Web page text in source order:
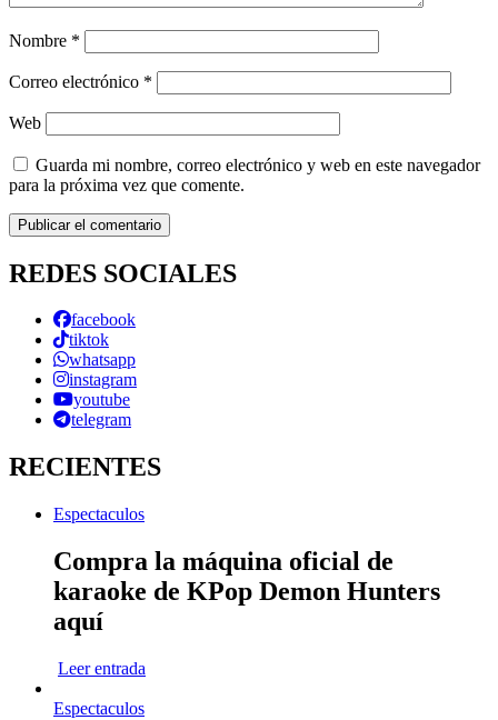
Nombre *
Correo electrónico *
Web
Guarda mi nombre, correo electrónico y web en este navegador
para la próxima vez que comente.
REDES SOCIALES
facebook
tiktok
whatsapp
instagram
youtube
telegram
RECIENTES
Espectaculos
Compra la máquina oficial de
karaoke de KPop Demon Hunters
aquí
Leer entrada
Espectaculos